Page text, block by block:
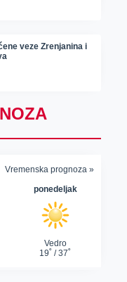
veze Zrenjanina i